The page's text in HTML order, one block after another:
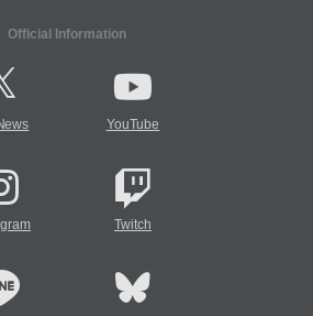
Official Information
YouTube
Twitch